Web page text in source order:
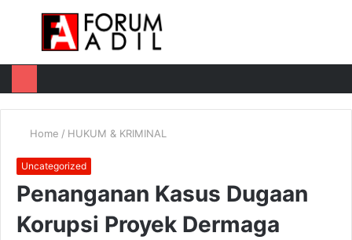
Menu
Home / HUKUM & KRIMINAL
Uncategorized
Penanganan Kasus Dugaan
Korupsi Proyek Dermaga